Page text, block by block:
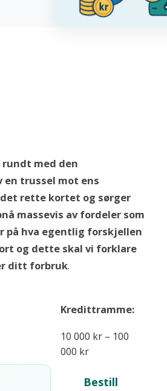
rundt med den
trussel mot ens
rette kortet og sørger
massevis av fordeler som
på hva egentlig forskjellen
og dette skal vi forklare
ditt forbruk.
Kredittramme:
10 000 kr – 100
000 kr
Bestill